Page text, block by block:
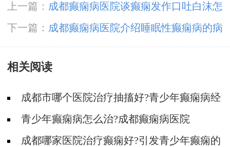
上一篇： 成都癫痫病医院谈癫痫发作口吐白沫怎
么办
下一篇： 成都癫痫病医院介绍睡眠性癫痫病的病
因
相关阅读
成都市哪个医院治疗抽搐好?青少年癫痫病经
常发作怎么办?
青少年癫痫病怎么治?成都癫痫病医院
成都哪家医院治疗癫痫好?引发青少年癫痫的